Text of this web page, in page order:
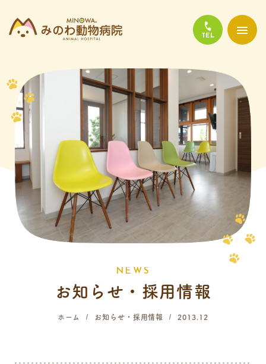
当院について
診療について
かかりやすい代表的な病気
よくある質問
058-214-4071
N E W S
お知らせ・採用情報
ホーム お知らせ・採用情報 2013.12